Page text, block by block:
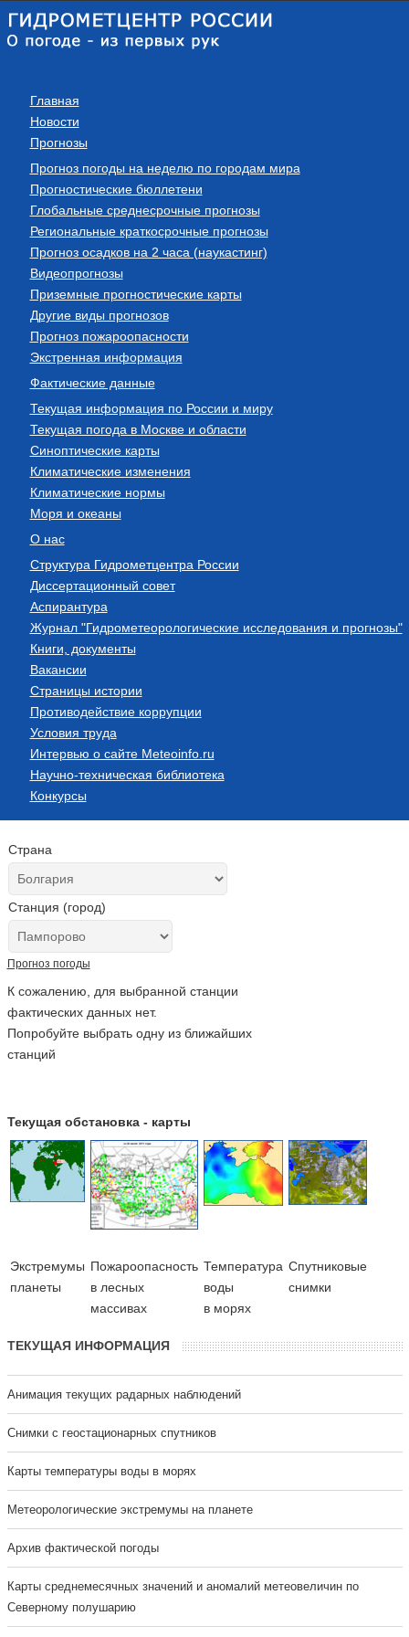
Главная
Новости
Прогнозы
Прогноз погоды на неделю по городам мира
Прогностические бюллетени
Глобальные среднесрочные прогнозы
Региональные краткосрочные прогнозы
Прогноз осадков на 2 часа (наукастинг)
Видеопрогнозы
Приземные прогностические карты
Другие виды прогнозов
Прогноз пожароопасности
Экстренная информация
Фактические данные
Текущая информация по России и миру
Текущая погода в Москве и области
Синоптические карты
Климатические изменения
Климатические нормы
Моря и океаны
О нас
Структура Гидрометцентра России
Диссертационный совет
Аспирантура
Журнал "Гидрометеорологические исследования и прогнозы"
Книги, документы
Вакансии
Страницы истории
Противодействие коррупции
Условия труда
Интервью о сайте Meteoinfo.ru
Научно-техническая библиотека
Конкурсы
Страна
Станция (город)
Прогноз погоды
К сожалению, для выбранной станции
фактических данных нет.
Попробуйте выбрать одну из ближайших
станций
Текущая обстановка - карты
Экстремумы
планеты
Пожароопасность
в лесных
массивах
Температура
воды
в морях
Cпутниковые
снимки
ТЕКУЩАЯ ИНФОРМАЦИЯ
Анимация текущих радарных наблюдений
Cнимки с геостационарных спутников
Карты температуры воды в морях
Метеорологические экстремумы на планете
Архив фактической погоды
Карты среднемесячных значений и аномалий метеовеличин по
Северному полушарию